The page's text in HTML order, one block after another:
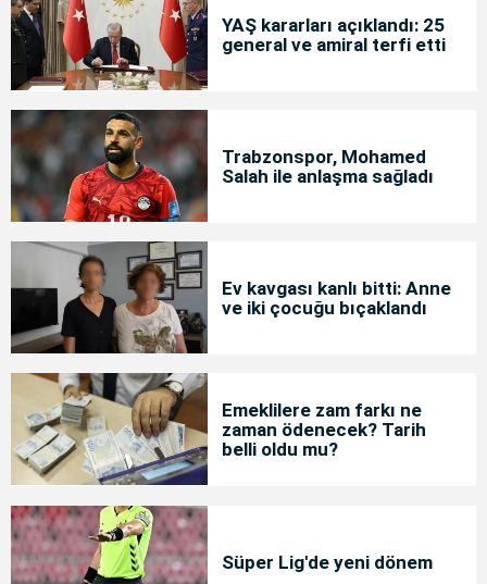
YAŞ kararları açıklandı: 25
general ve amiral terfi etti
Trabzonspor, Mohamed
Salah ile anlaşma sağladı
Ev kavgası kanlı bitti: Anne
ve iki çocuğu bıçaklandı
Emeklilere zam farkı ne
zaman ödenecek? Tarih
belli oldu mu?
Süper Lig'de yeni dönem